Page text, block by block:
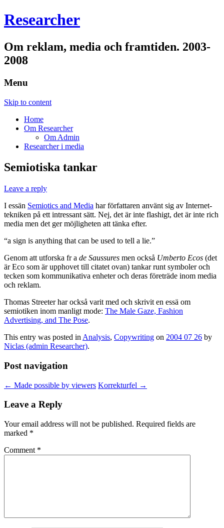
Researcher
Om reklam, media och framtiden. 2003-
2008
Menu
Skip to content
Home
Om Researcher
Om Admin
Researcher i media
Semiotiska tankar
Leave a reply
I essän Semiotics and Media har författaren använt sig av Internet-
tekniken på ett intressant sätt. Nej, det är inte flashigt, det är inte rich
media men det ger möjligheten att tänka efter.
“a sign is anything that can be used to tell a lie.”
Genom att utforska fr a de Saussures men också Umberto Ecos (det
är Eco som är upphovet till citatet ovan) tankar runt symboler och
tecken som kommunikativa enheter och deras företräde inom media
och reklam.
Thomas Streeter har också varit med och skrivit en essä om
semiotiken inom manligt mode: The Male Gaze, Fashion
Advertising, and The Pose.
This entry was posted in Analysis, Copywriting on 2004 07 26 by
Niclas (admin Researcher).
Post navigation
← Made possible by viewers Korrekturfel →
Leave a Reply
Your email address will not be published. Required fields are
marked *
Comment *